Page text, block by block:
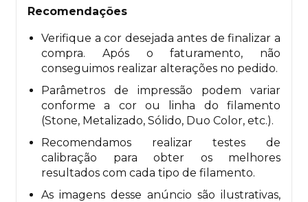
Recomendações
Verifique a cor desejada antes de finalizar a
compra. Após o faturamento, não
conseguimos realizar alterações no pedido.
Parâmetros de impressão podem variar
conforme a cor ou linha do filamento
(Stone, Metalizado, Sólido, Duo Color, etc.).
Recomendamos realizar testes de
calibração para obter os melhores
resultados com cada tipo de filamento.
As imagens desse anúncio são ilustrativas,